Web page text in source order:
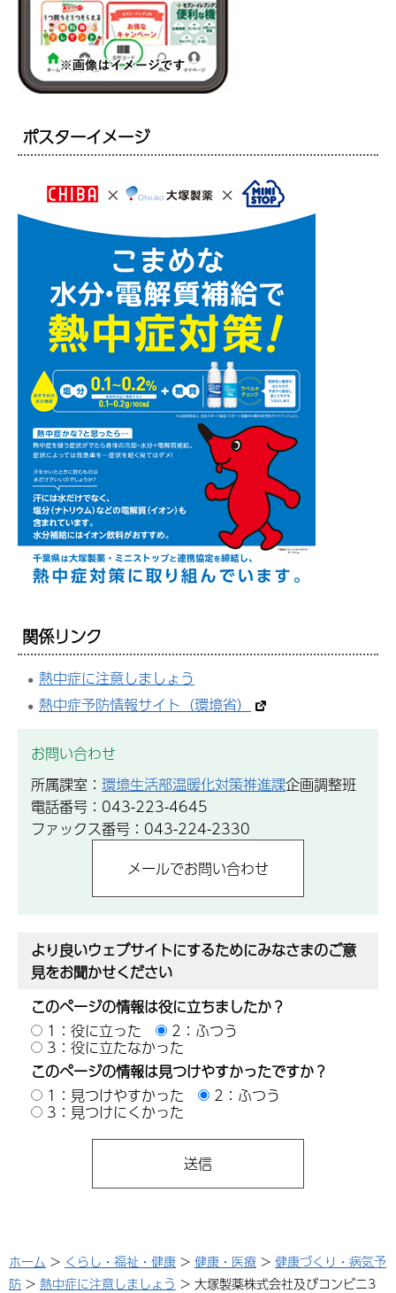
ポスターイメージ
関係リンク
熱中症に注意しましょう
熱中症予防情報サイト（環境省）
お問い合わせ
所属課室： 環境生活部温暖化対策推進課企画調整班
電話番号：043-223-4645
ファックス番号：043-224-2330
より良いウェブサイトにするためにみなさまのご意
見をお聞かせください
このページの情報は役に立ちましたか？
1：役に立った
2：ふつう
3：役に立たなかった
このページの情報は見つけやすかったですか？
1：見つけやすかった
2：ふつう
3：見つけにくかった
ホーム > くらし・福祉・健康 > 健康・医療 > 健康づくり・病気予
防 > 熱中症に注意しましょう > 大塚製薬株式会社及びコンビニ3